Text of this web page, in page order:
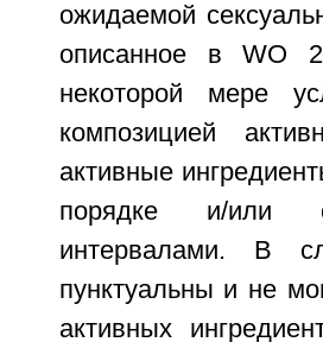
ожидаемой
описанное в WO
некоторой мере
композицией
активные
порядке и/или
интервалами. В
пунктуальны и не
активных